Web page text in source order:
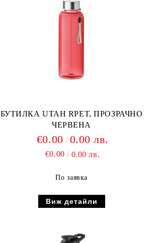
БУТИЛКА UTAH RPET, ПРОЗРАЧНО
ЧЕРВЕНА
€0.00 0.00 лв.
€0.00 0.00 лв.
По заявка
Виж детайли